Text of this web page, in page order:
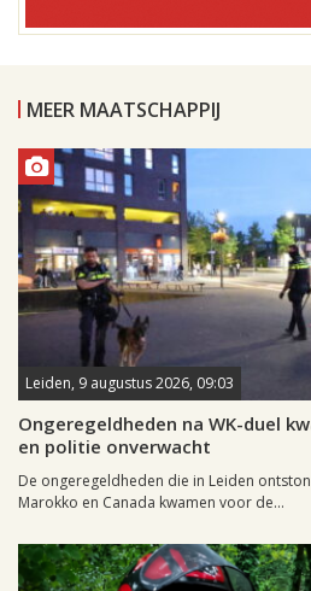
MEER MAATSCHAPPIJ
Leiden, 9 augustus 2026, 09:03
Ongeregeldheden na WK-duel
en politie onverwacht
De ongeregeldheden die in Leiden
Marokko en Canada kwamen voor de...